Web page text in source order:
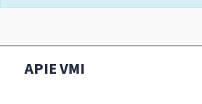
APIE VMI